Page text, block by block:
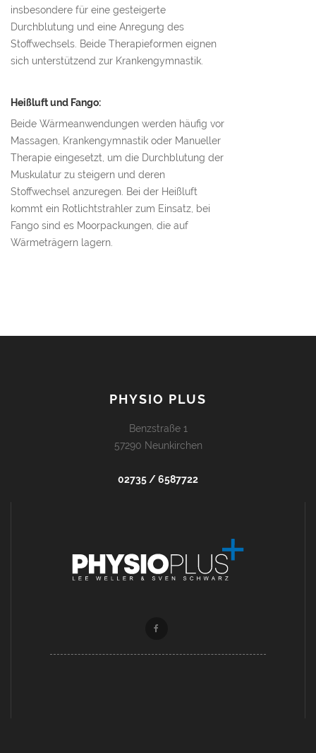
insbesondere für eine gesteigerte
Durchblutung und eine Anregung des
Stoffwechsels. Beide Therapieformen eignen
sich unterstützend zur Krankengymnastik.
Heißluft und Fango:
Beide Wärmeanwendungen werden häufig vor
Massagen, Krankengymnastik oder Manueller
Therapie eingesetzt, um die Durchblutung der
Muskulatur zu steigern und deren
Stoffwechsel anzuregen. Bei der Heißluft
kommt ein Rotlichtstrahler zum Einsatz, bei
Fango sind es Moorpackungen, die auf
Wärmeträgern lagern.
PHYSIO PLUS
Benzstraße 1
57290 Neunkirchen
02735 / 6587722